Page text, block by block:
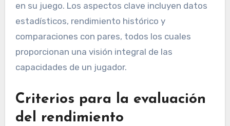
en su juego. Los aspectos clave incluyen datos
estadísticos, rendimiento histórico y
comparaciones con pares, todos los cuales
proporcionan una visión integral de las
capacidades de un jugador.
Criterios para la evaluación
del rendimiento